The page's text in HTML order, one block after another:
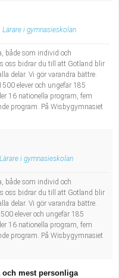
Lärare i gymnasieskolan
både som individ och
oss bidrar du till att Gotland blir
delar. Vi gör varandra bättre.
elever och ungefär 185
16 nationella program, fem
program. På Wisbygymnasiet
Lärare i gymnasieskolan
både som individ och
oss bidrar du till att Gotland blir
delar. Vi gör varandra bättre.
elever och ungefär 185
16 nationella program, fem
program. På Wisbygymnasiet
och mest personliga